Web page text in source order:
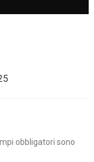
obbligatori sono